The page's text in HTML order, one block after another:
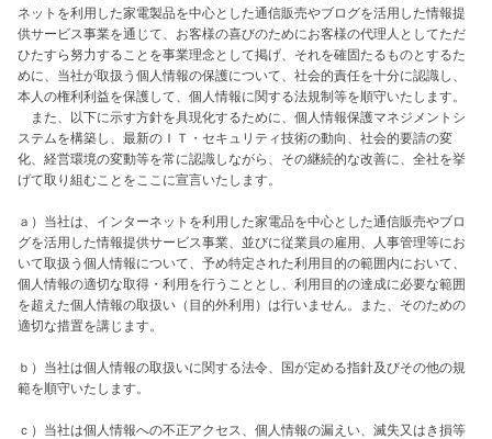
ネットを利用した家電製品を中心とした通信販売やブログを活用した情報提
供サービス事業を通じて、お客様の喜びのためにお客様の代理人としてただ
ひたすら努力することを事業理念として掲げ、それを確固たるものとするた
めに、当社が取扱う個人情報の保護について、社会的責任を十分に認識し、
本人の権利利益を保護して、個人情報に関する法規制等を順守いたします。
また、以下に示す方針を具現化するために、個人情報保護マネジメントシ
ステムを構築し、最新のＩＴ・セキュリティ技術の動向、社会的要請の変
化、経営環境の変動等を常に認識しながら、その継続的な改善に、全社を挙
げて取り組むことをここに宣言いたします。
ａ）当社は、インターネットを利用した家電品を中心とした通信販売やブロ
グを活用した情報提供サービス事業、並びに従業員の雇用、人事管理等にお
いて取扱う個人情報について、予め特定された利用目的の範囲内において、
個人情報の適切な取得・利用を行うこととし、利用目的の達成に必要な範囲
を超えた個人情報の取扱い（目的外利用）は行いません。また、そのための
適切な措置を講じます。
ｂ）当社は個人情報の取扱いに関する法令、国が定める指針及びその他の規
範を順守いたします。
ｃ）当社は個人情報への不正アクセス、個人情報の漏えい、滅失又はき損等